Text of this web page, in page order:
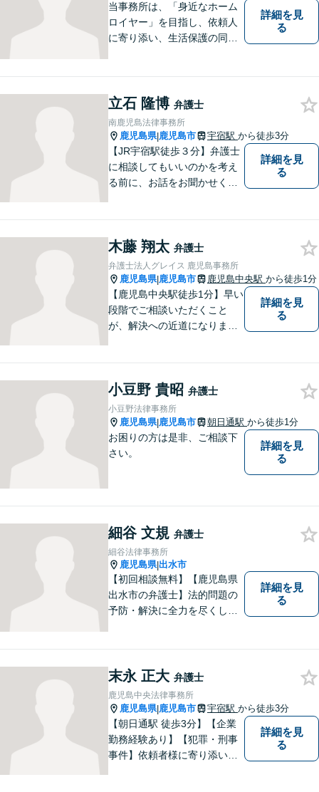
当事務所は、「身近なホーム
ロイヤー」を目指し、依頼人
に寄り添い、生活保護の同行
詳細を見
る
立石 隆博 弁護士
南鹿児島法律事務所
鹿児島県|鹿児島市 宇宿駅 から徒歩3分
【JR宇宿駅徒歩３分】弁護士
に相談してもいいのかを考え
る前に、お話をお聞かせくだ
をご提案いたします。
詳細を見
る
木藤 翔太 弁護士
弁護士法人グレイス 鹿児島事務所
鹿児島県|鹿児島市 鹿児島中央駅 から徒歩1分
【鹿児島中央駅徒歩1分】早い
段階でご相談いただくこと
が、解決への近道になりま
なご相談でも、どうぞお気軽
にお声がけください。【初回
相談無料】【電話・WEB面談
可】
詳細を見
る
小豆野 貴昭 弁護士
小豆野法律事務所
鹿児島県|鹿児島市 朝日通駅 から徒歩1分
お困りの方は是非、ご相談下
さい。
詳細を見
る
細谷 文規 弁護士
細谷法律事務所
鹿児島県|出水市
【初回相談無料】【鹿児島県
出水市の弁護士】法的問題の
予防・解決に全力を尽くしま
詳細を見
る
末永 正大 弁護士
鹿児島中央法律事務所
鹿児島県|鹿児島市 宇宿駅 から徒歩3分
【朝日通駅 徒歩3分】【企業
勤務経験あり】【犯罪・刑事
事件】依頼者様に寄り添い、
詳細を見
る